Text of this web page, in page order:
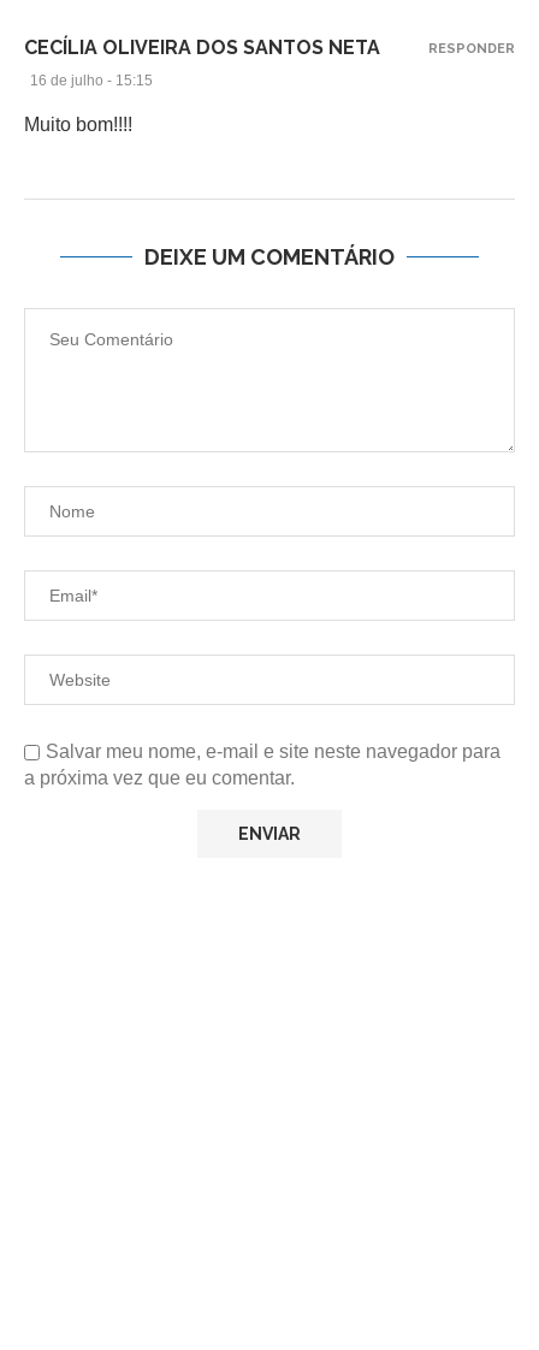
CECÍLIA OLIVEIRA DOS SANTOS NETA
16 de julho - 15:15
Muito bom!!!!
RESPONDER
DEIXE UM COMENTÁRIO
Salvar meu nome, e-mail e site neste navegador para
a próxima vez que eu comentar.